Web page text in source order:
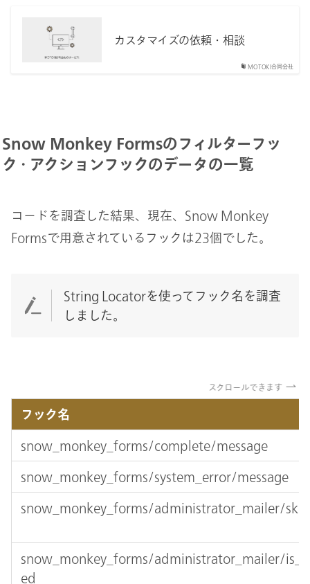
MOTOKI合同会社
カスタマイズの依頼・相談
Snow Monkey Formsのフィルターフッ
ク・アクションフックのデータの一覧
コードを調査した結果、現在、Snow Monkey
Formsで用意されているフックは23個でした。
String Locatorを使ってフック名を調査
しました。
スクロールできます
フック名
snow_monkey_forms/complete/message
snow_monkey_forms/system_error/message
snow_monkey_forms/administrator_mailer/skip
snow_monkey_forms/administrator_mailer/
ed